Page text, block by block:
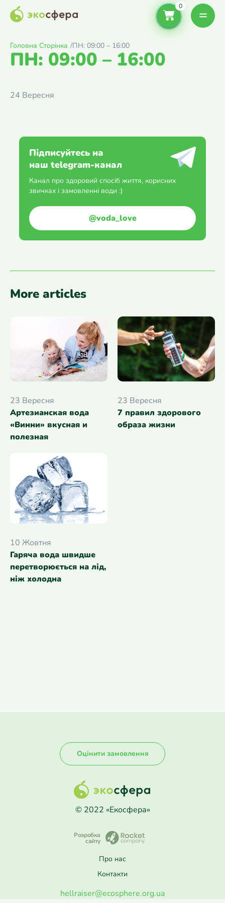
Головна Сторінка /ПН: 09:00 – 16:00
ПН: 09:00 – 16:00
24 Вересня
Підписуйтесь на
наш telegram-канал
Канал про здоровий спосіб життя, корисних
звичках і замовленні води :)
@voda_love
More articles
23 Вересня
Артезианская вода
«Винни» вкусная и
полезная
23 Вересня
7 правил здорового
образа жизни
10 Жовтня
Гаряча вода швидше
перетворюється на лід,
ніж холодна
© 2022 «Екосфера»
Розробка
сайту
Про нас
Контакти
Оцінити замовлення
hellraiser@ecosphere.org.ua